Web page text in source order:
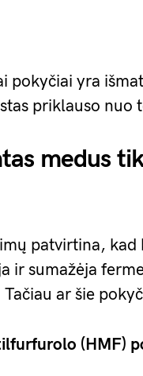
pokyčiai yra
priklauso
medus
patvirtina,
ir sumažėja
ar šie
(HMF)